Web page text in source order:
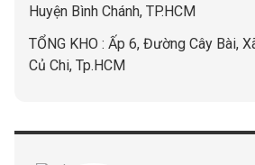
Huyện Bình Chánh, TP.HCM
TỔNG KHO : Ấp 6, Đường Cây Bài,
Củ Chi, Tp.HCM